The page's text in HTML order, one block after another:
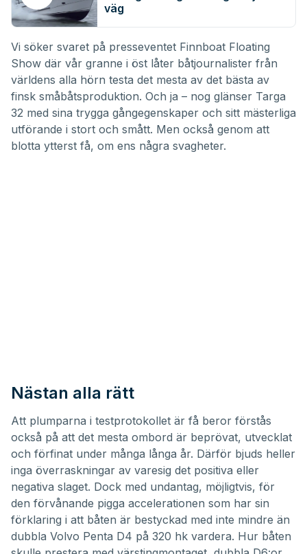
väg
Vi söker svaret på presseventet Finnboat Floating
Show där vår granne i öst låter båtjournalister från
världens alla hörn testa det mesta av det bästa av
finsk småbåtsproduktion. Och ja – nog glänser Targa
32 med sina trygga gångegenskaper och sitt mästerliga
utförande i stort och smått. Men också genom att
blotta ytterst få, om ens några svagheter.
Nästan alla rätt
Att plumparna i testprotokollet är få beror förstås
också på att det mesta ombord är beprövat, utvecklat
och förfinat under många långa år. Därför bjuds heller
inga överraskningar av varesig det positiva eller
negativa slaget. Dock med undantag, möjligtvis, för
den förvånande pigga accelerationen som har sin
förklaring i att båten är bestyckad med inte mindre än
dubbla Volvo Penta D4 på 320 hk vardera. Hur båten